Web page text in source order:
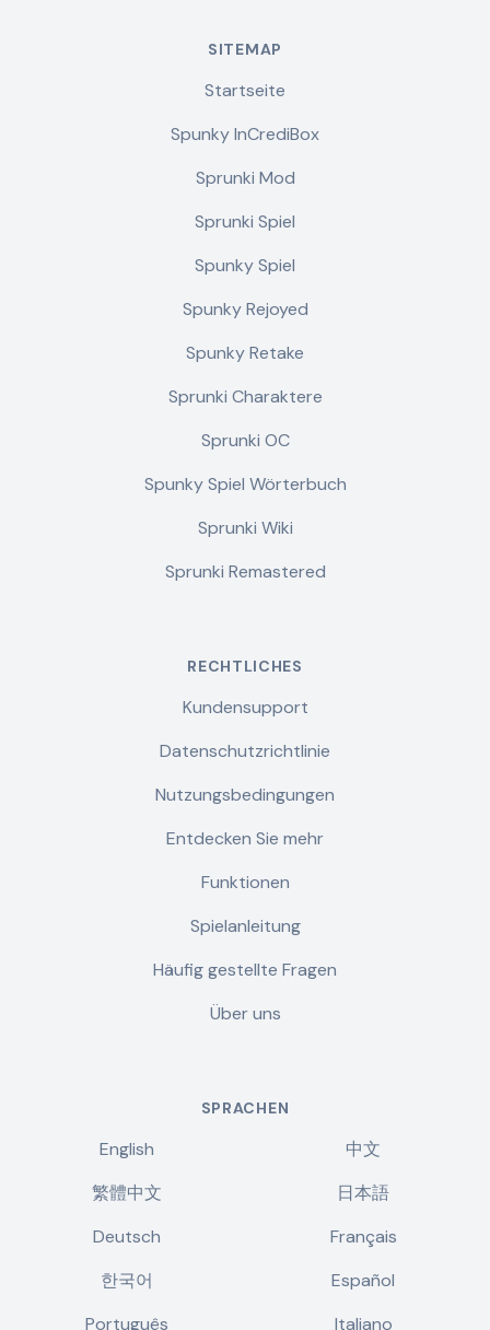
SITEMAP
Startseite
Spunky InCrediBox
Sprunki Mod
Sprunki Spiel
Spunky Spiel
Spunky Rejoyed
Spunky Retake
Sprunki Charaktere
Sprunki OC
Spunky Spiel Wörterbuch
Sprunki Wiki
Sprunki Remastered
RECHTLICHES
Kundensupport
Datenschutzrichtlinie
Nutzungsbedingungen
Entdecken Sie mehr
Funktionen
Spielanleitung
Häufig gestellte Fragen
Über uns
SPRACHEN
English
中文
繁體中文
日本語
Deutsch
Français
한국어
Español
Português
Italiano